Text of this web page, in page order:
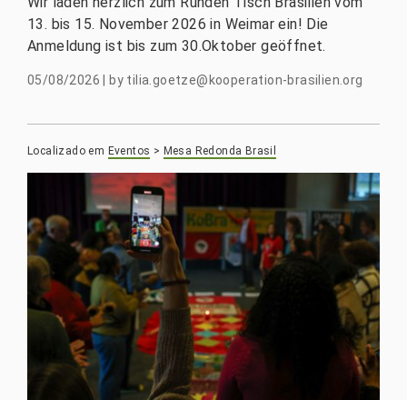
13. bis 15. November 2026 in Weimar ein! Die
Anmeldung ist bis zum 30.Oktober geöffnet.
05/08/2026 by tilia.goetze@kooperation-brasilien.org
Localizado em Eventos > Mesa Redonda Brasil